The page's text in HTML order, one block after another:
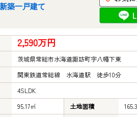
築一戸建て
2,590万円
茨城県常総市水海道諏訪町字八幡下東
関東鉄道常総線 水海道駅 徒歩10分
4SLDK
95.17㎡ 土地面積